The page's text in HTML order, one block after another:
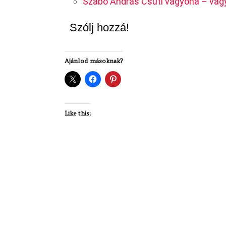
Szólj hozzá!
Ajánlod másoknak?
Like this: